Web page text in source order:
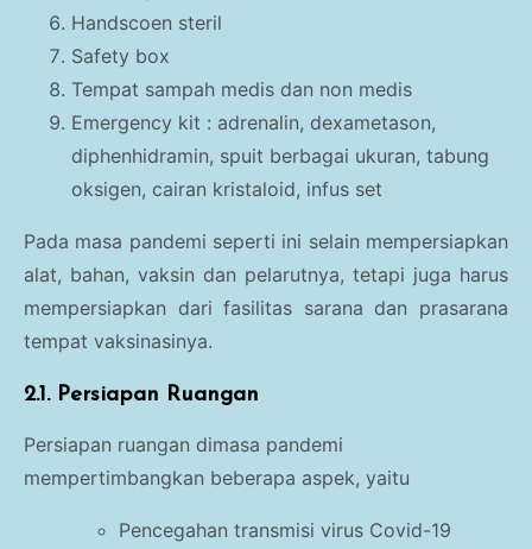
Handscoen steril
Safety box
Tempat sampah medis dan non medis
Emergency kit : adrenalin, dexametason,
diphenhidramin, spuit berbagai ukuran, tabung
oksigen, cairan kristaloid, infus set
Pada masa pandemi seperti ini selain mempersiapkan
alat, bahan, vaksin dan pelarutnya, tetapi juga harus
mempersiapkan dari fasilitas sarana dan prasarana
tempat vaksinasinya.
2.1. Persiapan Ruangan
Persiapan ruangan dimasa pandemi
mempertimbangkan beberapa aspek, yaitu
Pencegahan transmisi virus Covid-19